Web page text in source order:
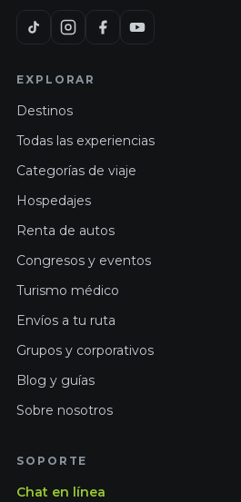
EXPLORAR
Destinos
Todas las experiencias
Categorías de viaje
Hospedajes
Renta de autos
Congresos y eventos
Turismo médico
Envíos a tu ruta
Grupos y corporativos
Blog y guías
Sobre nosotros
SOPORTE
Chat en línea